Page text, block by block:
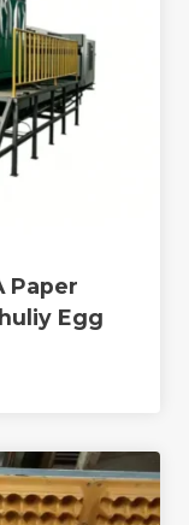
Paper
Egg